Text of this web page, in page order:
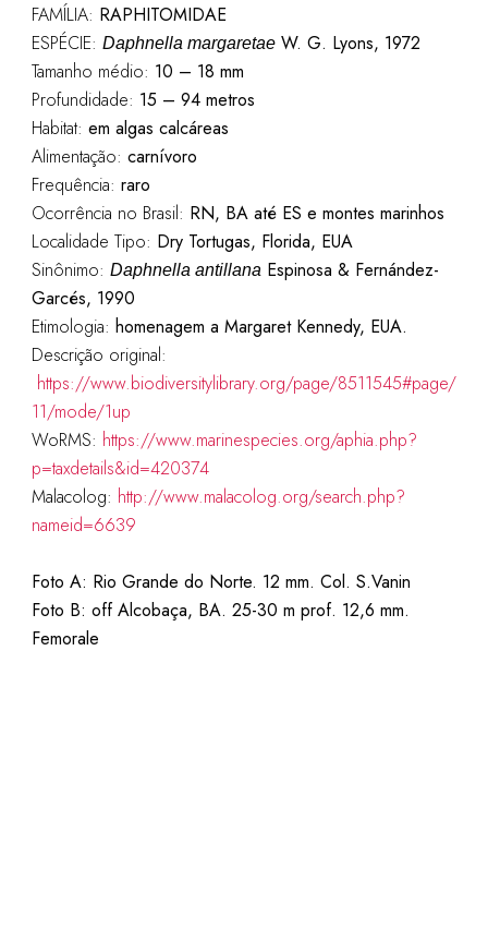
FAMÍLIA: RAPHITOMIDAE
ESPÉCIE: Daphnella margaretaeW. G. Lyons, 1972
Tamanho médio: 10 – 18 mm
Profundidade: 15 – 94 metros
Habitat: em algas calcáreas
Alimentação: carnívoro
Frequência: raro
Ocorrência no Brasil: RN, BA até ES e montes marinhos
Localidade Tipo: Dry Tortugas, Florida, EUA
Sinônimo: Daphnella antillanaEspinosa & Fernández-
Garcés, 1990
Etimologia: homenagem a Margaret Kennedy, EUA.
Descrição original:
https://www.biodiversitylibrary.org/page/8511545#page/
11/mode/1up
WoRMS: https://www.marinespecies.org/aphia.php?
p=taxdetails&id=420374
Malacolog: http://www.malacolog.org/search.php?
nameid=6639
Foto A: Rio Grande do Norte. 12 mm. Col. S.Vanin
Foto B: off Alcobaça, BA. 25-30 m prof. 12,6 mm.
Femorale